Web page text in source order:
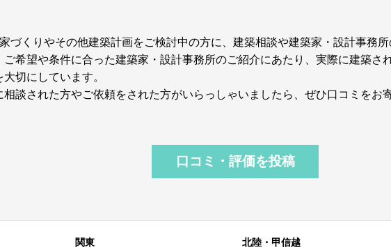
づくりやその他建築計画をご検討中の方に、建築相談や建築家・設計事務
ご希望や条件に合った建築家・設計事務所のご紹介にあたり、実際に建築さ
切にしています。
相談された方やご依頼をされた方がいらっしゃいましたら、ぜひ口コミをお
口コミ・評価を投稿
関東
北陸・甲信越